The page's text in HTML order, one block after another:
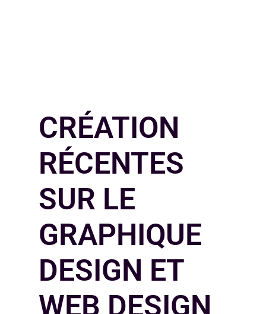
CRÉATION
RÉCENTES
SUR LE
GRAPHIQUE
DESIGN ET
WEB DESIGN